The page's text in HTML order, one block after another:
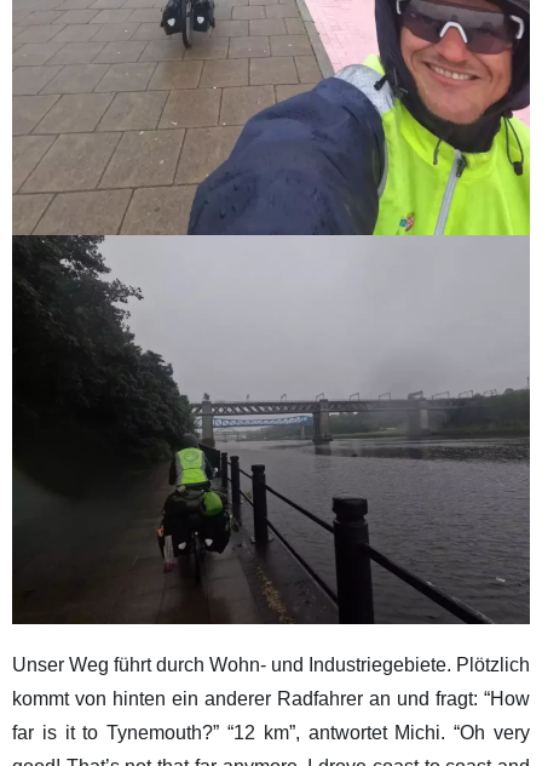
Unser Weg führt durch Wohn- und Industriegebiete. Plötzlich
kommt von hinten ein anderer Radfahrer an und fragt: “How
far is it to Tynemouth?” “12 km”, antwortet Michi. “Oh very